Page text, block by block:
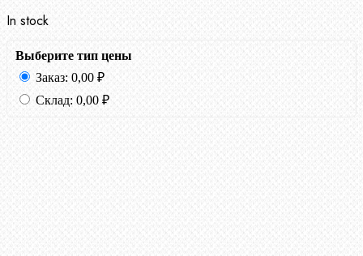
In stock
Выберите тип цены
Заказ: 0,00 ₽
Склад: 0,00 ₽